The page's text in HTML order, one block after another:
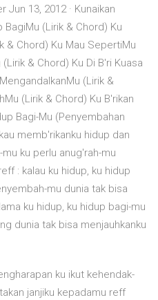
Jun 13, 2012 · Kunaikan
BagiMu (Lirik & Chord) Ku
& Chord) Ku Mau SepertiMu
& Chord) Ku Di B'ri Kuasa
(Lirik &
(Lirik & Chord) Ku B'rikan
Bagi-Mu (Penyembahan
memb'rikanku hidup dan
ku perlu anug'rah-mu
: kalau ku hidup, ku hidup
mu dunia tak bisa
ku hidup, ku hidup bagi-mu
dunia tak bisa menjauhkanku
ku ikut kehendak-
janjiku kepadamu reff